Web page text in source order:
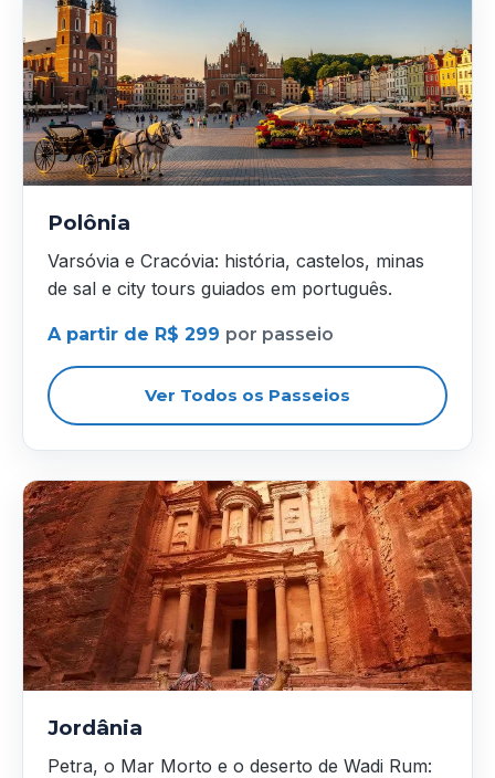
Polônia
Varsóvia e Cracóvia: história, castelos, minas
de sal e city tours guiados em português.
A partir de R$ 299 por passeio
Ver Todos os Passeios
Jordânia
Petra, o Mar Morto e o deserto de Wadi Rum: